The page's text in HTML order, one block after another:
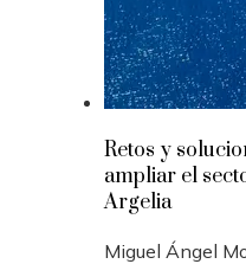
Retos y
ampliar el
Argelia
Miguel Ángel